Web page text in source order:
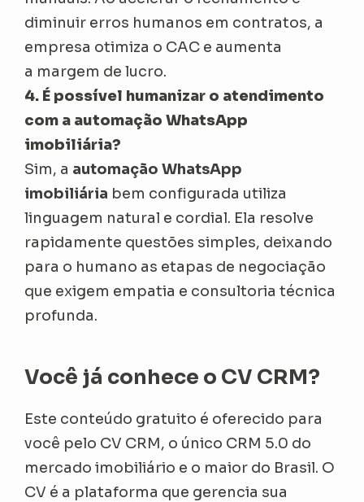
diminuir erros humanos em contratos, a
empresa otimiza o CAC e aumenta
a margem de lucro.
4. É possível humanizar o atendimento
com a automação WhatsApp
imobiliária?
Sim, a automação WhatsApp
imobiliária bem configurada utiliza
linguagem natural e cordial. Ela resolve
rapidamente questões simples, deixando
para o humano as etapas de negociação
que exigem empatia e consultoria técnica
profunda.
Você já conhece o CV CRM?
Este conteúdo gratuito é oferecido para
você pelo CV CRM, o único CRM 5.0 do
mercado imobiliário e o maior do Brasil. O
CV é a plataforma que gerencia sua